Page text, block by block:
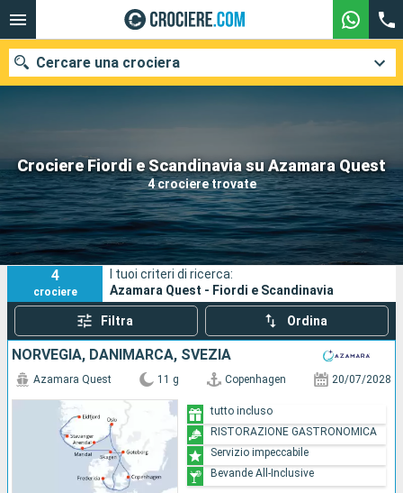
Crociere Fiordi e Scandinavia su Azamara Quest
4 crociere trovate
Cercare una crociera
Le nostre destinazioni
Mesi di partenza
Porti Compagnie
Ricerca
4
crociere
I tuoi criteri di ricerca:
Azamara Quest - Fiordi e Scandinavia
Filtra Ordina
NORVEGIA, DANIMARCA, SVEZIA
Azamara Quest 11 g Copenhagen 20/07/2028
tutto incluso
RISTORAZIONE GASTRONOMICA
Servizio impeccabile
Bevande All-Inclusive